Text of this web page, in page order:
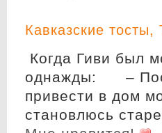
Кавказские тосты,
Когда Гиви был
однажды: –
привести в дом
становлюсь